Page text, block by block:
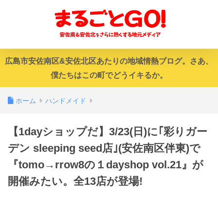
広島市安佐南区&安佐北区あたりの地域情熱ブログ。さあ、
僕たちはこの町でどうイキるか。
ホーム ハンドメイド
【1dayショップだ】3/23(日)に｢彩りガー
デン sleeping seed店｣(安佐南区伴東)で
『tomo→rrow8の１dayshop vol.21』が
開催みたい。全13店が登場!